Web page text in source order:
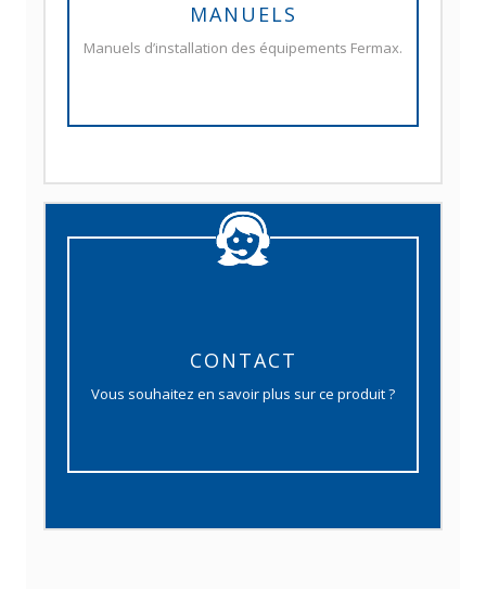
MANUELS
Manuels d’installation des équipements Fermax.
CONTACT
Vous souhaitez en savoir plus sur ce produit ?